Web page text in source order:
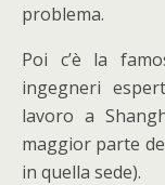
problema.
Poi c’è la
ingegneri
lavoro a
maggior parte
in quella sede).